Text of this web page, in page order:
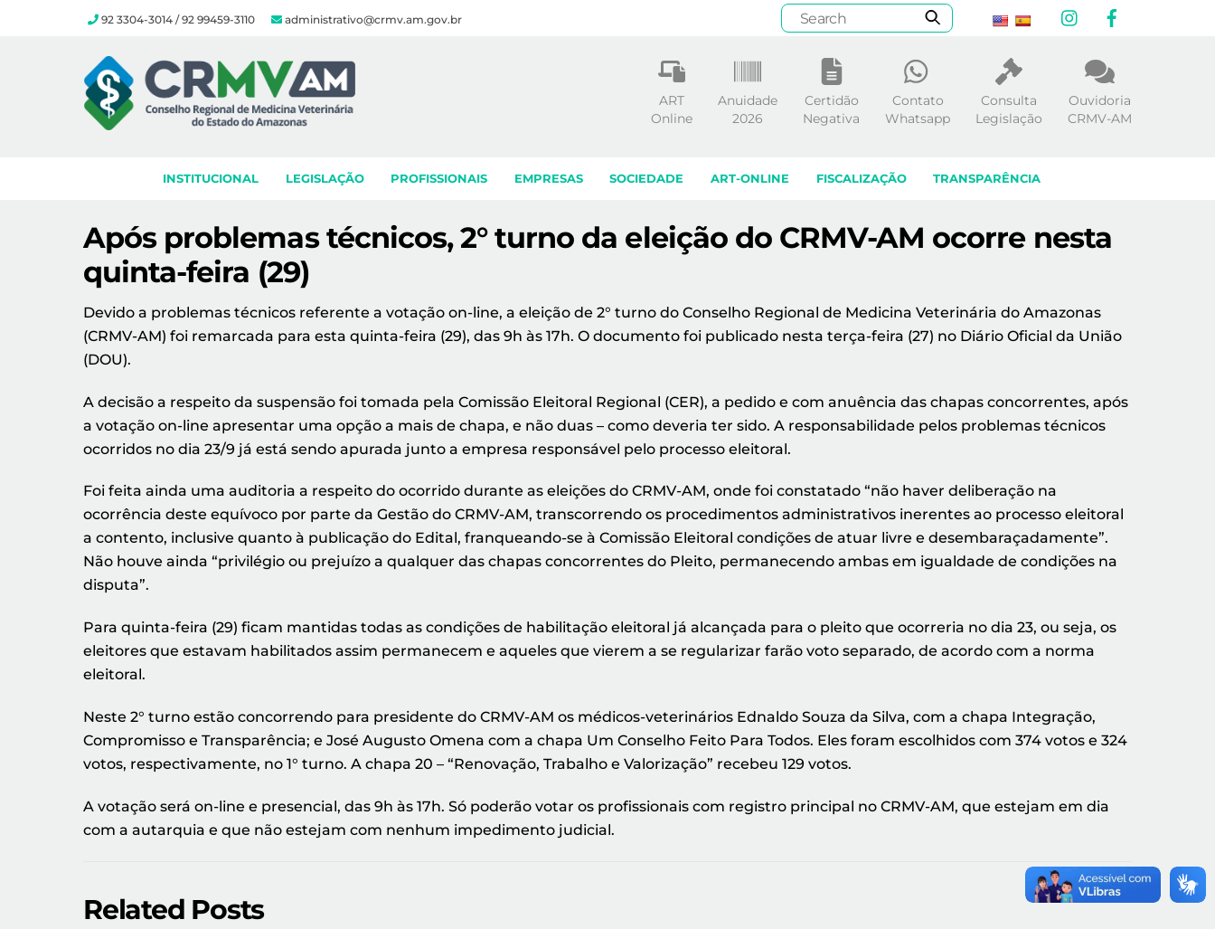
ART
Online
Anuidade
2026
Certidão
Negativa
Contato
Whatsapp
Consulta
Legislação
Ouvidoria
CRMV-AM
92 3304-3014 / 92 99459-3110 administrativo@crmv.am.gov.br
Instagram
INSTITUCIONAL LEGISLAÇÃO PROFISSIONAIS EMPRESAS SOCIEDADE ART-ONLINE FISCALIZAÇÃO TRANSPARÊNCIA
Após problemas técnicos, 2° turno da eleição do CRMV-AM ocorre nesta
quinta-feira (29)
Devido a problemas técnicos referente a votação on-line, a eleição de 2° turno do Conselho Regional de Medicina Veterinária do Amazonas
(CRMV-AM) foi remarcada para esta quinta-feira (29), das 9h às 17h. O documento foi publicado nesta terça-feira (27) no Diário Oficial da União
(DOU).
A decisão a respeito da suspensão foi tomada pela Comissão Eleitoral Regional (CER), a pedido e com anuência das chapas concorrentes, após
a votação on-line apresentar uma opção a mais de chapa, e não duas – como deveria ter sido. A responsabilidade pelos problemas técnicos
ocorridos no dia 23/9 já está sendo apurada junto a empresa responsável pelo processo eleitoral.
Foi feita ainda uma auditoria a respeito do ocorrido durante as eleições do CRMV-AM, onde foi constatado “não haver deliberação na
ocorrência deste equívoco por parte da Gestão do CRMV-AM, transcorrendo os procedimentos administrativos inerentes ao processo eleitoral
a contento, inclusive quanto à publicação do Edital, franqueando-se à Comissão Eleitoral condições de atuar livre e desembaraçadamente”.
Não houve ainda “privilégio ou prejuízo a qualquer das chapas concorrentes do Pleito, permanecendo ambas em igualdade de condições na
disputa”.
Para quinta-feira (29) ficam mantidas todas as condições de habilitação eleitoral já alcançada para o pleito que ocorreria no dia 23, ou seja, os
eleitores que estavam habilitados assim permanecem e aqueles que vierem a se regularizar farão voto separado, de acordo com a norma
eleitoral.
Neste 2° turno estão concorrendo para presidente do CRMV-AM os médicos-veterinários Ednaldo Souza da Silva, com a chapa Integração,
Compromisso e Transparência; e José Augusto Omena com a chapa Um Conselho Feito Para Todos. Eles foram escolhidos com 374 votos e 324
votos, respectivamente, no 1° turno. A chapa 20 – “Renovação, Trabalho e Valorização” recebeu 129 votos.
A votação será on-line e presencial, das 9h às 17h. Só poderão votar os profissionais com registro principal no CRMV-AM, que estejam em dia
com a autarquia e que não estejam com nenhum impedimento judicial.
Related Posts